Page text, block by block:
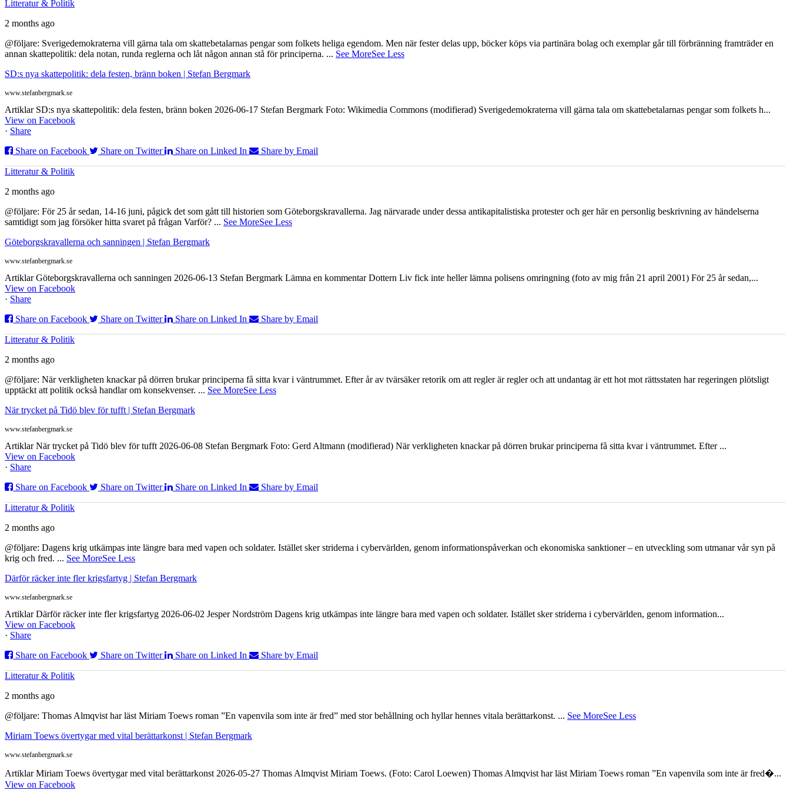
Litteratur & Politik
2 months ago
@följare: Sverigedemokraterna vill gärna tala om skattebetalarnas pengar som folkets heliga egendom. Men när fester delas upp, böcker köps via partinära bolag och exemplar går till förbränning framträder en
annan skattepolitik: dela notan, runda reglerna och låt någon annan stå för principerna. ... See MoreSee Less
SD:s nya skattepolitik: dela festen, bränn boken | Stefan Bergmark
www.stefanbergmark.se
Artiklar SD:s nya skattepolitik: dela festen, bränn boken 2026-06-17 Stefan Bergmark Foto: Wikimedia Commons (modifierad) Sverigedemokraterna vill gärna tala om skattebetalarnas pengar som folkets h...
View on Facebook
· Share
Share on Facebook
Share on Twitter Share on Linked In Share by Email
Litteratur & Politik
2 months ago
@följare: För 25 år sedan, 14-16 juni, pågick det som gått till historien som Göteborgskravallerna. Jag närvarade under dessa antikapitalistiska protester och ger här en personlig beskrivning av händelserna
samtidigt som jag försöker hitta svaret på frågan Varför? ... See MoreSee Less
Göteborgskravallerna och sanningen | Stefan Bergmark
www.stefanbergmark.se
Artiklar Göteborgskravallerna och sanningen 2026-06-13 Stefan Bergmark Lämna en kommentar Dottern Liv fick inte heller lämna polisens omringning (foto av mig från 21 april 2001) För 25 år sedan,...
View on Facebook
· Share
Share on Facebook
Share on Twitter Share on Linked In Share by Email
Litteratur & Politik
2 months ago
@följare: När verkligheten knackar på dörren brukar principerna få sitta kvar i väntrummet. Efter år av tvärsäker retorik om att regler är regler och att undantag är ett hot mot rättsstaten har regeringen plötsligt
upptäckt att politik också handlar om konsekvenser. ... See MoreSee Less
När trycket på Tidö blev för tufft | Stefan Bergmark
www.stefanbergmark.se
Artiklar När trycket på Tidö blev för tufft 2026-06-08 Stefan Bergmark Foto: Gerd Altmann (modifierad) När verkligheten knackar på dörren brukar principerna få sitta kvar i väntrummet. Efter ...
View on Facebook
· Share
Share on Facebook
Share on Twitter Share on Linked In Share by Email
Litteratur & Politik
2 months ago
@följare: Dagens krig utkämpas inte längre bara med vapen och soldater. Istället sker striderna i cybervärlden, genom informationspåverkan och ekonomiska sanktioner – en utveckling som utmanar vår syn på
krig och fred. ... See MoreSee Less
Därför räcker inte fler krigsfartyg | Stefan Bergmark
www.stefanbergmark.se
Artiklar Därför räcker inte fler krigsfartyg 2026-06-02 Jesper Nordström Dagens krig utkämpas inte längre bara med vapen och soldater. Istället sker striderna i cybervärlden, genom information...
View on Facebook
· Share
Share on Facebook
Share on Twitter Share on Linked In Share by Email
Litteratur & Politik
2 months ago
@följare: Thomas Almqvist har läst Miriam Toews roman ”En vapenvila som inte är fred” med stor behållning och hyllar hennes vitala berättarkonst. ... See MoreSee Less
Miriam Toews övertygar med vital berättarkonst | Stefan Bergmark
www.stefanbergmark.se
Artiklar Miriam Toews övertygar med vital berättarkonst 2026-05-27 Thomas Almqvist Miriam Toews. (Foto: Carol Loewen) Thomas Almqvist har läst Miriam Toews roman ”En vapenvila som inte är fred�...
View on Facebook